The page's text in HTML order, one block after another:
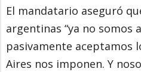
El mandatario aseguró
argentinas “ya no somos
pasivamente aceptamos
Aires nos imponen. Y